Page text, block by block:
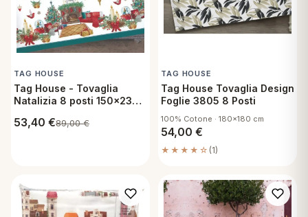
TAG HOUSE
Tag House - Tovaglia
Natalizia 8 posti 150x230
53,40 €89,00€
TAG HOUSE
Tag House Tovaglia Design
Foglie 3805 8 Posti
100% Cotone · 180x180 cm
54,00 €
★★★★☆ (1)